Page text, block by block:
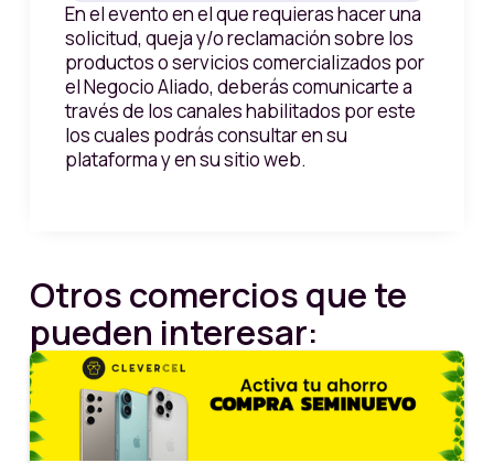
En el evento en el que requieras hacer una
solicitud, queja y/o reclamación sobre los
productos o servicios comercializados por
el Negocio Aliado, deberás comunicarte a
través de los canales habilitados por este
los cuales podrás consultar en su
plataforma y en su sitio web.
Otros comercios que te
pueden interesar: